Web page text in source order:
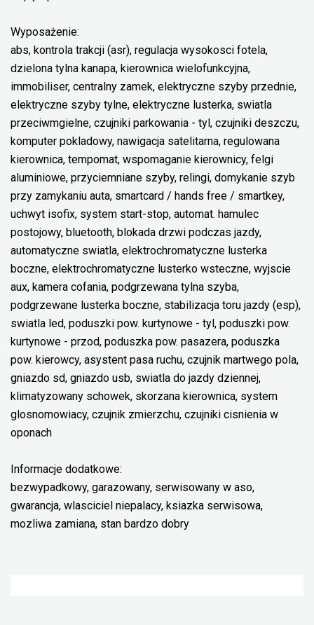
Wyposażenie:
abs, kontrola trakcji (asr), regulacja wysokosci fotela,
dzielona tylna kanapa, kierownica wielofunkcyjna,
immobiliser, centralny zamek, elektryczne szyby przednie,
elektryczne szyby tylne, elektryczne lusterka, swiatla
przeciwmgielne, czujniki parkowania - tyl, czujniki deszczu,
komputer pokladowy, nawigacja satelitarna, regulowana
kierownica, tempomat, wspomaganie kierownicy, felgi
aluminiowe, przyciemniane szyby, relingi, domykanie szyb
przy zamykaniu auta, smartcard / hands free / smartkey,
uchwyt isofix, system start-stop, automat. hamulec
postojowy, bluetooth, blokada drzwi podczas jazdy,
automatyczne swiatla, elektrochromatyczne lusterka
boczne, elektrochromatyczne lusterko wsteczne, wyjscie
aux, kamera cofania, podgrzewana tylna szyba,
podgrzewane lusterka boczne, stabilizacja toru jazdy (esp),
swiatla led, poduszki pow. kurtynowe - tyl, poduszki pow.
kurtynowe - przod, poduszka pow. pasazera, poduszka
pow. kierowcy, asystent pasa ruchu, czujnik martwego pola,
gniazdo sd, gniazdo usb, swiatla do jazdy dziennej,
klimatyzowany schowek, skorzana kierownica, system
glosnomowiacy, czujnik zmierzchu, czujniki cisnienia w
oponach
Informacje dodatkowe:
bezwypadkowy, garazowany, serwisowany w aso,
gwarancja, wlasciciel niepalacy, ksiazka serwisowa,
mozliwa zamiana, stan bardzo dobry